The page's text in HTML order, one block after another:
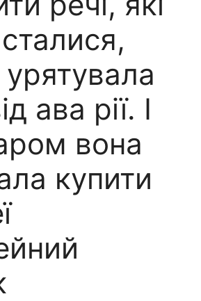
урятувала
ава рії. І
вона
купити